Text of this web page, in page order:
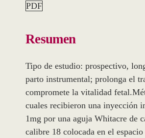
PDF
Resumen
Tipo de estudio: prospectivo,
parto instrumental; prolonga el
compromete la vitalidad
cuales recibieron una inyección
1mg por una aguja Whitacre de
calibre 18 colocada en el